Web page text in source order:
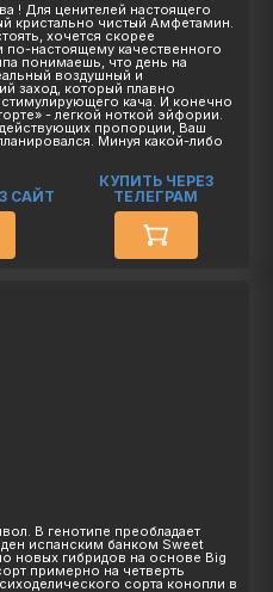
! Для ценителей настоящего
кристально чистый Амфетамин.
хочется скорее
по-настоящему качественного
понимаешь, что день на
воздушный и
заход, который плавно
кача. И конечно
- легкой ноткой эйфории.
пропорции, Ваш
Минуя какой-либо
САЙТ
КУПИТЬ ЧЕРЕЗ
ТЕЛЕГРАМ
В генотипе преобладает
испанским банком Sweet
новых гибридов на основе Big
примерно на четверть
сорта конопли в